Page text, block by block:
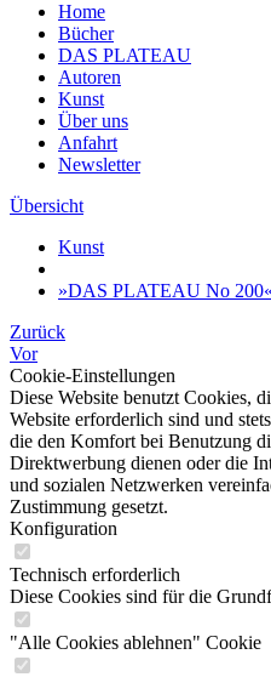
Home
Bücher
DAS PLATEAU
Autoren
Kunst
Über uns
Anfahrt
Newsletter
Übersicht
Kunst
»DAS PLATEAU No 200«
Zurück
Vor
Cookie-Einstellungen
Diese Website benutzt Cookies,
Website erforderlich sind und
die den Komfort bei Benutzung
Direktwerbung dienen oder die
und sozialen Netzwerken
Zustimmung gesetzt.
Konfiguration
Technisch erforderlich
Diese Cookies sind für die
"Alle Cookies ablehnen" Cookie